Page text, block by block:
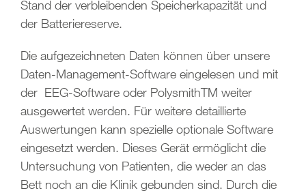
Stand der verbleibenden Speicherkapazität und
der Batteriereserve.
Die aufgezeichneten Daten können über unsere
Daten-Management-Software eingelesen und mit
der EEG-Software oder PolysmithTM weiter
ausgewertet werden. Für weitere detaillierte
Auswertungen kann spezielle optionale Software
eingesetzt werden. Dieses Gerät ermöglicht die
Untersuchung von Patienten, die weder an das
Bett noch an die Klinik gebunden sind. Durch die